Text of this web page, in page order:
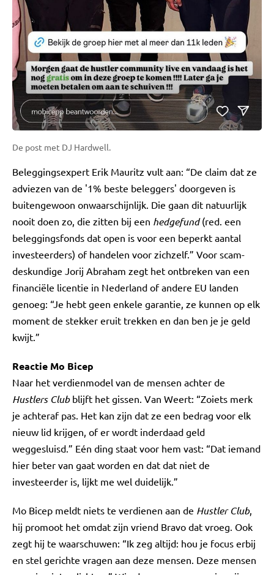
De post met DJ Hardwell.
Beleggingsexpert Erik Mauritz vult aan: “De claim dat ze
adviezen van de '1% beste beleggers' doorgeven is
buitengewoon onwaarschijnlijk. Die gaan dit natuurlijk
nooit doen zo, die zitten bij een hedgefund(red. een
beleggingsfonds dat open is voor een beperkt aantal
investeerders) of handelen voor zichzelf.” Voor scam-
deskundige Jorij Abraham zegt het ontbreken van een
financiële licentie in Nederland of andere EU landen
genoeg: “Je hebt geen enkele garantie, ze kunnen op elk
moment de stekker eruit trekken en dan ben je je geld
kwijt.”
Reactie Mo Bicep
Naar het verdienmodel van de mensen achter de
Hustlers Clubblijft het gissen. Van Weert: “Zoiets merk
je achteraf pas. Het kan zijn dat ze een bedrag voor elk
nieuw lid krijgen, of er wordt inderdaad geld
weggesluisd.” Eén ding staat voor hem vast: “Dat iemand
hier beter van gaat worden en dat dat niet de
investeerder is, lijkt me wel duidelijk.”
Mo Bicep meldt niets te verdienen aan de Hustler Club,
hij promoot het omdat zijn vriend Bravo dat vroeg. Ook
zegt hij te waarschuwen: “Ik zeg altijd: hou je focus erbij
en stel gerichte vragen aan deze mensen. Deze mensen